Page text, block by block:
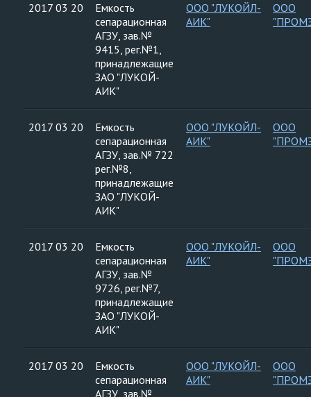
2017 03 20
Емкость
сепарационная
АГЗУ, зав.№
9415, рег.№1,
принадлежащие
ЗАО "ЛУКОЙ-
АИК"
ООО "ЛУКОЙЛ-
АИК"
ООО
2017 03 20
Емкость
сепарационная
АГЗУ, зав.№ 722
рег.№8,
принадлежащие
ЗАО "ЛУКОЙ-
АИК"
ООО "ЛУКОЙЛ-
АИК"
ООО
2017 03 20
Емкость
сепарационная
АГЗУ, зав.№
9726, рег.№7,
принадлежащие
ЗАО "ЛУКОЙ-
АИК"
ООО "ЛУКОЙЛ-
АИК"
ООО
2017 03 20
Емкость
сепарационная
АГЗУ, зав.№
ООО "ЛУКОЙЛ-
АИК"
ООО